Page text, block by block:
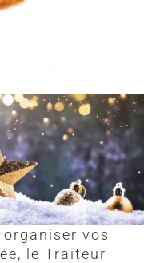
vos
le Traiteur